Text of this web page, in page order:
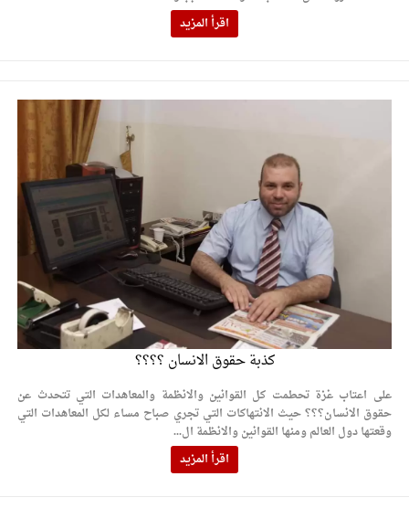
اقرأ المزيد
كذبة حقوق الانسان ؟؟؟؟
على اعتاب غزة تحطمت كل القوانين والانظمة والمعاهدات التي تتحدث عن
حقوق الانسان؟؟؟ حيث الانتهاكات التي تجري صباح مساء لكل المعاهدات التي
وقعتها دول العالم ومنها القوانين والانظمة ال...
اقرأ المزيد